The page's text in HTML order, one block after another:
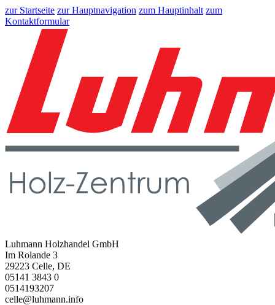
zur Startseite zur Hauptnavigation zum Hauptinhalt zum
Kontaktformular
Luhmann Holzhandel GmbH
Im Rolande 3
29223 Celle, DE
05141 3843 0
0514193207
celle@luhmann.info